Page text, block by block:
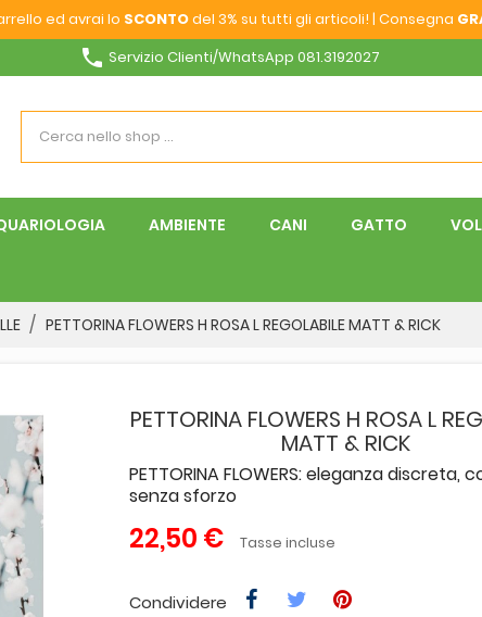
ed avrai lo SCONTOdel 3% su tutti gli articoli! | Consegna
phone Servizio Clienti/WhatsApp 081.3192027
AMBIENTE CANI GATTO
PETTORINA FLOWERS H ROSA L REGOLABILE MATT & RICK
PETTORINA FLOWERS H ROSA L
MATT & RICK
PETTORINA FLOWERS: eleganza discreta,
senza sforzo
22,50 € Tasse incluse
Condividere